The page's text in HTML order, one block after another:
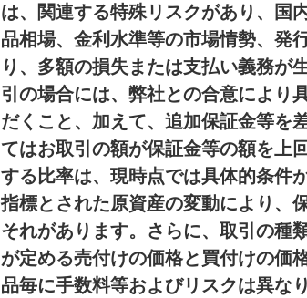
は、関連する特殊リスクがあり、国
品相場、金利水準等の市場情勢、発
り、多額の損失または支払い義務が
引の場合には、弊社との合意により
だくこと、加えて、追加保証金等を
てはお取引の額が保証金等の額を上
する比率は、現時点では具体的条件
指標とされた原資産の変動により、
それがあります。さらに、取引の種
が定める売付けの価格と買付けの価
品毎に手数料等およびリスクは異な